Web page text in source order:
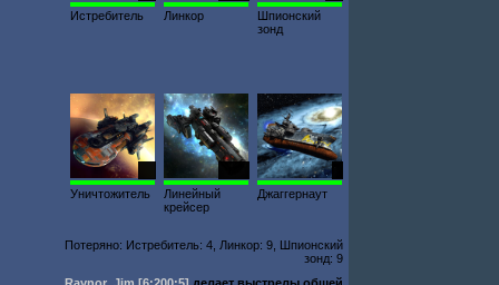
Истребитель
Линкор
Шпионский
зонд
Уничтожитель
Линейный
крейсер
Джаггернаут
Потеряно: Истребитель: 4, Линкор: 9, Шпионский
зонд: 9